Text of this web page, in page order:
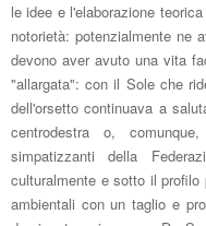
le idee e l'elaborazione
notorietà: potenzialmente ne
devono averavuto una vita
"allargata": con il Sole che
dell'orsetto continuava a
centrodestra o, com
simpatizzanti della
culturalmente e sotto il profilo
ambientali con un taglio e